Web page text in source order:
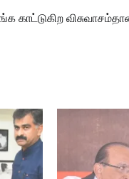
காட்டுகிற